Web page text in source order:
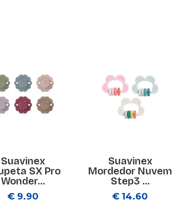
Suavinex
SX Pro
Wonder...
€ 9.90
Suavinex
Mordedor Nuvem
Step3 ...
€ 14.60